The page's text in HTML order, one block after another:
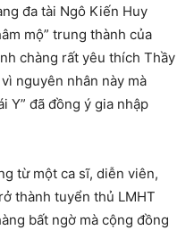
đa tài Ngô Kiến Huy
mộ” trung thành của
chàng rất yêu thích Thầy
nguyên nhân này mà
Y” đã đồng ý gia nhập
từ một ca sĩ, diễn viên,
thành tuyển thủ LMHT
bất ngờ mà cộng đồng